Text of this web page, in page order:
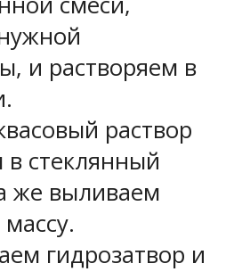
и растворяем в
раствор
стеклянный
же выливаем
гидрозатвор и